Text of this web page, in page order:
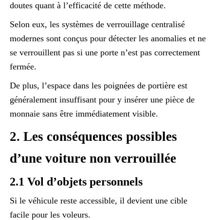
doutes quant à l’efficacité de cette méthode.
Selon eux, les systèmes de verrouillage centralisé
modernes sont conçus pour détecter les anomalies et ne
se verrouillent pas si une porte n’est pas correctement
fermée.
De plus, l’espace dans les poignées de portière est
généralement insuffisant pour y insérer une pièce de
monnaie sans être immédiatement visible.
2. Les conséquences possibles
d’une voiture non verrouillée
2.1 Vol d’objets personnels
Si le véhicule reste accessible, il devient une cible
facile pour les voleurs.